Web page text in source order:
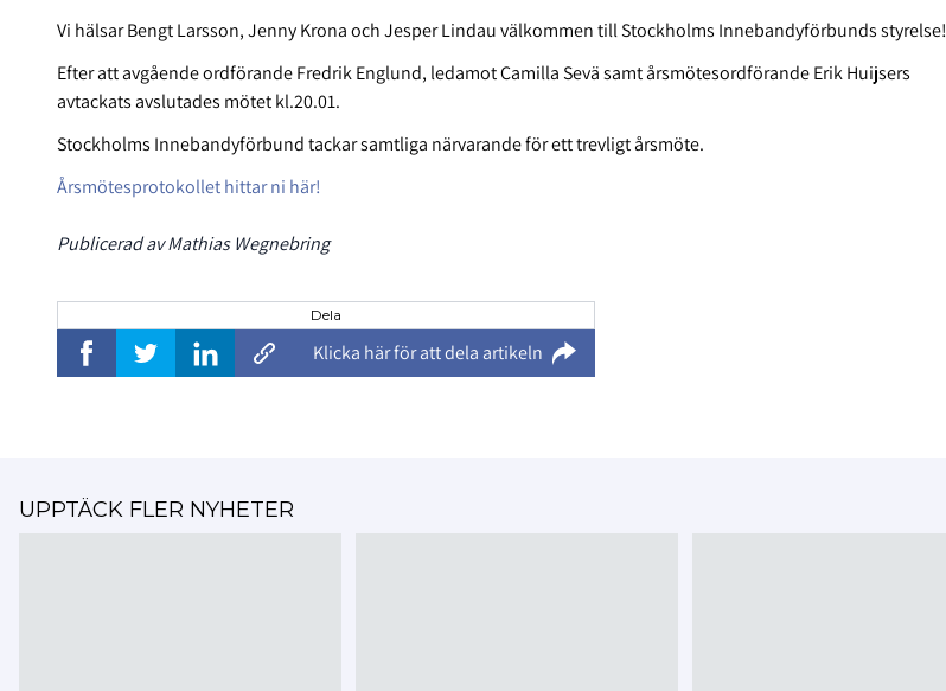
Vi hälsar Bengt Larsson, Jenny Krona och Jesper Lindau välkommen till Stockholms Innebandyförbunds styrelse!
Efter att avgående ordförande Fredrik Englund, ledamot Camilla Sevä samt årsmötesordförande Erik Huijsers
avtackats avslutades mötet kl.20.01.
Stockholms Innebandyförbund tackar samtliga närvarande för ett trevligt årsmöte.
Årsmötesprotokollet hittar ni här!
Publicerad av Mathias Wegnebring
Dela
Klicka här för att dela artikeln
UPPTÄCK FLER NYHETER